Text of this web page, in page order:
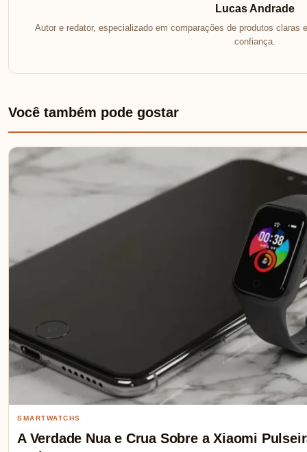
Lucas Andrade
Autor e redator, especializado em comparações de produtos claras
confiança.
Você também pode gostar
SMARTWATCHS
A Verdade Nua e Crua Sobre a Xiaomi